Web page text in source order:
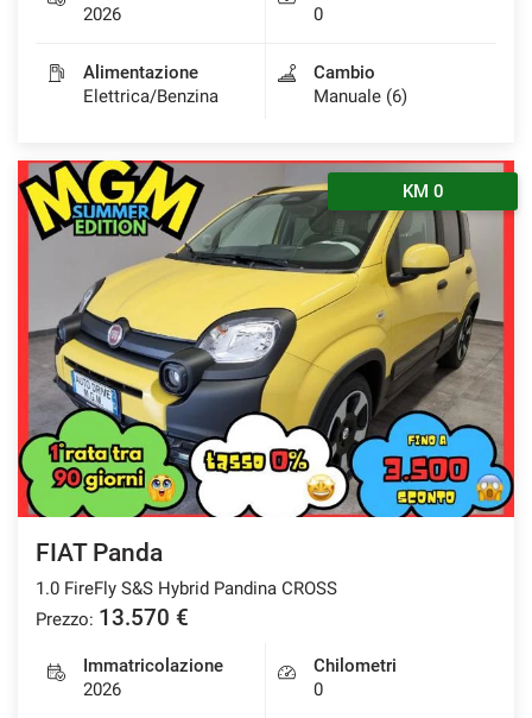
2026
0
Alimentazione
Elettrica/Benzina
Cambio
Manuale (6)
KM 0
FIAT Panda
1.0 FireFly S&S Hybrid Pandina CROSS
Prezzo: 13.570 €
Immatricolazione
2026
Chilometri
0